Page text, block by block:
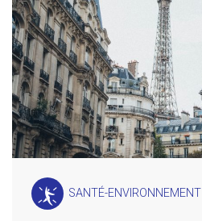
SANTÉ-ENVIRONNEMENT